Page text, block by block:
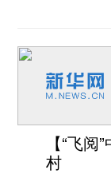
【“飞
村